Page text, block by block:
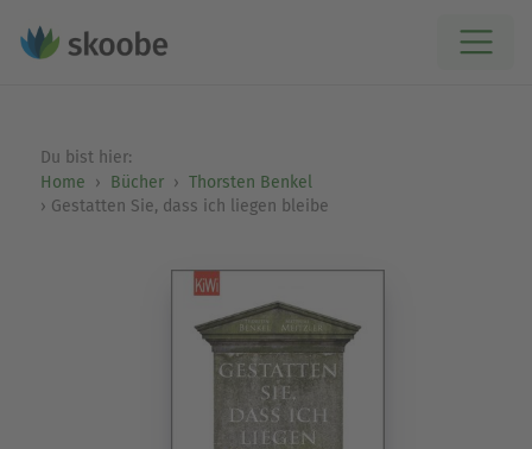
Du bist hier:
Home
Bücher
Thorsten Benkel
Gestatten Sie, dass ich liegen bleibe